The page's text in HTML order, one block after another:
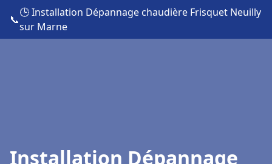
📞
🕒 Installation Dépannage chaudière Frisquet Neuilly
sur Marne
Installation Dépannage